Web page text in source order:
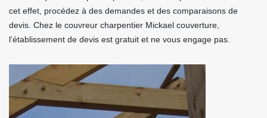
cet effet, procédez à des demandes et des comparaisons de
devis. Chez le couvreur charpentier Mickael couverture,
l’établissement de devis est gratuit et ne vous engage pas.